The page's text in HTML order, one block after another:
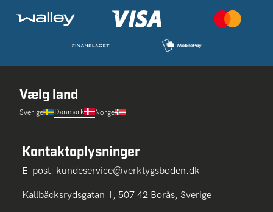
Vælg land
Sverige Danmark Norge
Kontaktoplysninger
E-post: kundeservice@verktygsboden.dk
Källbäcksrydsgatan 1, 507 42 Borås, Sverige